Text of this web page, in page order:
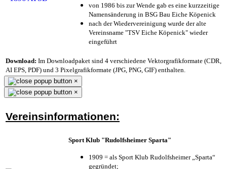
von 1986 bis zur Wende gab es eine kurzzeitige
Namensänderung in BSG Bau Eiche Köpenick
nach der Wiedervereinigung wurde der alte
Vereinsname "TSV Eiche Köpenick" wieder
eingeführt
Download: Im Downloadpaket sind 4 verschiedene Vektorgrafikformate (CDR,
AI EPS, PDF) und 3 Pixelgrafikformate (JPG, PNG, GIF) enthalten.
×
×
Vereinsinformationen:
Sport Klub "Rudolfsheimer Sparta"
1909 = als Sport Klub Rudolfsheimer „Sparta“
gegründet;